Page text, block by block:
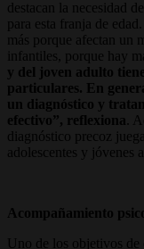
destacan la necesidad
para esta franja de
más porque afectan un
infantiles, porque hay
y del joven adulto
particulares. En
un diagnóstico y
efectivo”, reflexiona .
diagnóstico precoz
adolescentes y jóvenes
Acompañamiento
Uno de los objetivos de